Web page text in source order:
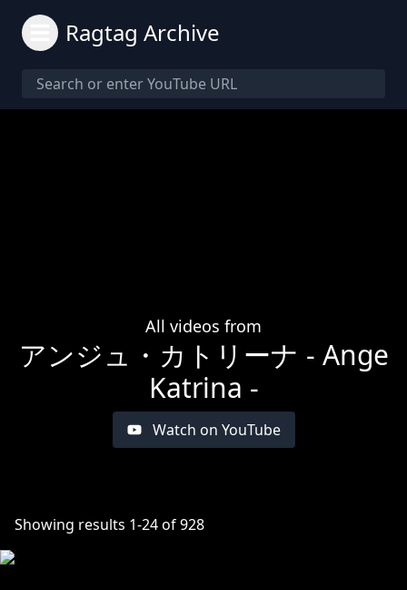
Ragtag Archive
All videos from
アンジュ・カトリーナ - Ange
Katrina -
Watch on YouTube
Showing results 1-24of928